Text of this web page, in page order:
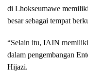
di Lhokseumawe
besar sebagai tempat
“Selain itu, IAIN
dalam pengembangan
Hijazi.